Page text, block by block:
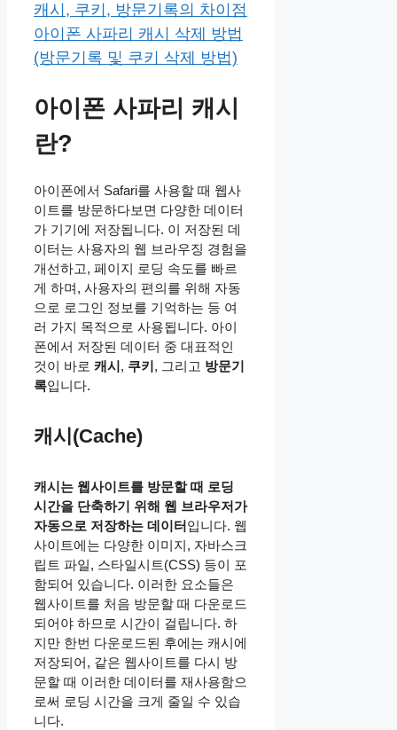
캐시, 쿠키, 방문기록의 차이점
아이폰 사파리 캐시 삭제 방법
(방문기록 및 쿠키 삭제 방법)
아이폰 사파리 캐시
란?
아이폰에서 Safari를 사용할 때 웹사
이트를 방문하다보면 다양한 데이터
가 기기에 저장됩니다. 이 저장된 데
이터는 사용자의 웹 브라우징 경험을
개선하고, 페이지 로딩 속도를 빠르
게 하며, 사용자의 편의를 위해 자동
으로 로그인 정보를 기억하는 등 여
러 가지 목적으로 사용됩니다. 아이
폰에서 저장된 데이터 중 대표적인
것이 바로 캐시, 쿠키, 그리고 방문기
록입니다.
캐시(Cache)
캐시는 웹사이트를 방문할 때 로딩
시간을 단축하기 위해 웹 브라우저가
자동으로 저장하는 데이터입니다. 웹
사이트에는 다양한 이미지, 자바스크
립트 파일, 스타일시트(CSS) 등이 포
함되어 있습니다. 이러한 요소들은
웹사이트를 처음 방문할 때 다운로드
되어야 하므로 시간이 걸립니다. 하
지만 한번 다운로드된 후에는 캐시에
저장되어, 같은 웹사이트를 다시 방
문할 때 이러한 데이터를 재사용함으
로써 로딩 시간을 크게 줄일 수 있습
니다.